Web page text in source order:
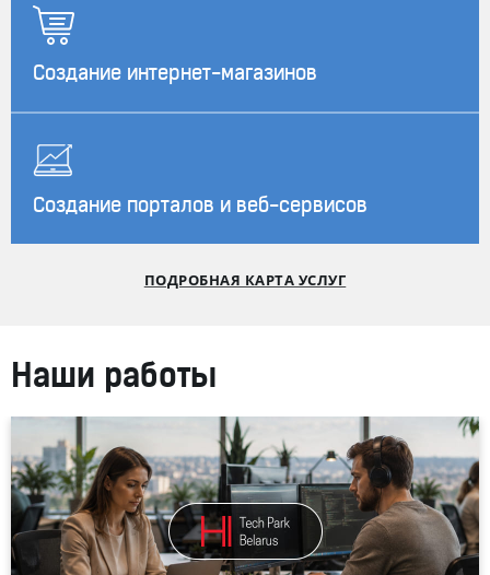
Создание интернет-магазинов
Создание порталов и веб-сервисов
ПОДРОБНАЯ КАРТА УСЛУГ
Наши работы